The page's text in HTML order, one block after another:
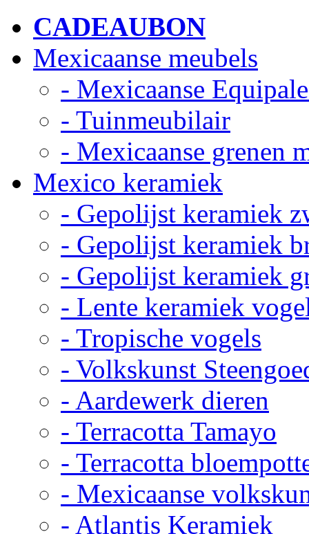
CADEAUBON
Mexicaanse meubels
- Mexicaanse
- Tuinmeubilair
- Mexicaanse grenen
Mexico keramiek
- Gepolijst keramiek
- Gepolijst keramiek
- Gepolijst keramiek
- Lente keramiek
- Tropische vogels
- Volkskunst
- Aardewerk dieren
- Terracotta Tamayo
- Terracotta
- Mexicaanse
- Atlantis Keramiek